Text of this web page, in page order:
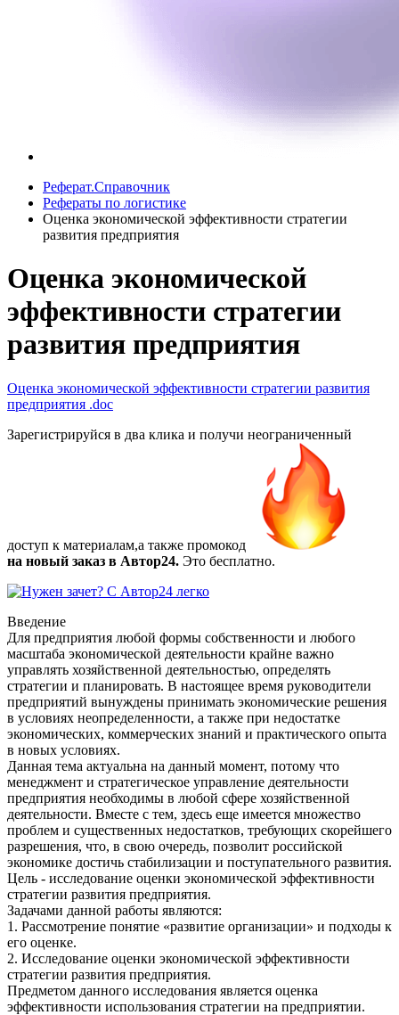
Реферат.Справочник
Рефераты по логистике
Оценка экономической эффективности стратегии
развития предприятия
Оценка экономической
эффективности стратегии
развития предприятия
Оценка экономической эффективности стратегии развития
предприятия .doc
Зарегистрируйся в два клика и получи неограниченный
доступ к материалам,а также промокод
на новый заказ в Автор24. Это бесплатно.
Введение
Для предприятия любой формы собственности и любого
масштаба экономической деятельности крайне важно
управлять хозяйственной деятельностью, определять
стратегии и планировать. В настоящее время руководители
предприятий вынуждены принимать экономические решения
в условиях неопределенности, а также при недостатке
экономических, коммерческих знаний и практического опыта
в новых условиях.
Данная тема актуальна на данный момент, потому что
менеджмент и стратегическое управление деятельности
предприятия необходимы в любой сфере хозяйственной
деятельности. Вместе с тем, здесь еще имеется множество
проблем и существенных недостатков, требующих скорейшего
разрешения, что, в свою очередь, позволит российской
экономике достичь стабилизации и поступательного развития.
Цель - исследование оценки экономической эффективности
стратегии развития предприятия.
Задачами данной работы являются:
1. Рассмотрение понятие «развитие организации» и подходы к
его оценке.
2. Исследование оценки экономической эффективности
стратегии развития предприятия.
Предметом данного исследования является оценка
эффективности использования стратегии на предприятии.